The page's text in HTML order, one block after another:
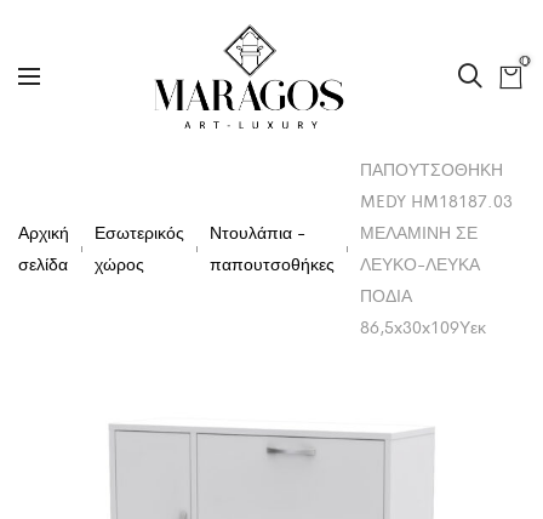
0
Αρχική
σελίδα
Εσωτερικός
χώρος
Ντουλάπια -
παπουτσοθήκες
ΠΑΠΟΥΤΣΟΘΗΚΗ
MEDY HM18187.03
ΜΕΛΑΜΙΝΗ ΣΕ
ΛΕΥΚΟ-ΛΕΥΚΑ
ΠΟΔΙΑ
86,5x30x109Υεκ